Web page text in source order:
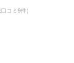
コミ9件）